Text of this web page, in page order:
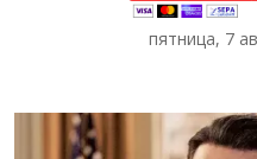
пятница, 7